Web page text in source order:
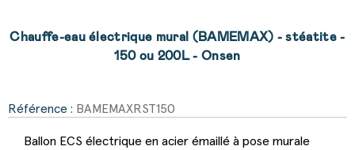
Chauffe-eau électrique mural (BAMEMAX) - stéatite -
150 ou 200L - Onsen
Référence : BAMEMAXRST150
Ballon ECS électrique en acier émaillé à pose murale